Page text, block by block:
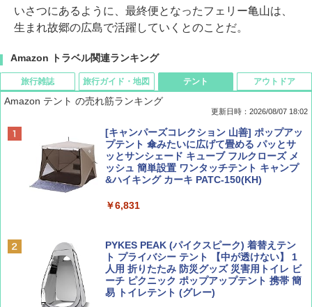
いさつにあるように、最終便となったフェリー亀山は、
生まれ故郷の広島で活躍していくとのことだ。
Amazon トラベル関連ランキング
旅行雑誌
ディズニーファン ２０２６年 ９月号 [雑
誌] (ＤＩＳＮＥＹ ＦＡＮ)
￥713
￥1,500
旅行ガイド・地図
僕が見た未来【完全版】
￥0
￥2,079
テント
Amazon テント の売れ筋ランキング
更新日時：2026/08/07 18:02
[キャンパーズコレクション 山善] ポップアッ
プテント 傘みたいに広げて畳める パッとサ
ッとサンシェード キューブ フルクローズ メ
ッシュ 簡単設置 ワンタッチテント キャンプ
&ハイキング カーキ PATC-150(KH)
￥6,831
PYKES PEAK (パイクスピーク) 着替えテン
ト プライバシー テント 【中が透けない】 1
人用 折りたたみ 防災グッズ 災害用トイレ ビ
ーチ ピクニック ポップアップテント 携帯 簡
易 トイレテント (グレー)
アウトドア